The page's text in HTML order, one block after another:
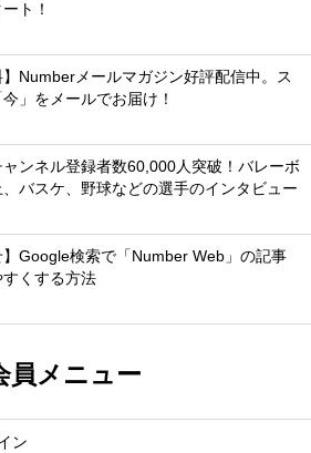
ト！
】Numberメールマガジン好評配信中。ス
」をメールでお届け！
ンネル登録者数60,000人突破！バレーボ
バスケ、野球などの選手のインタビュー
】Google検索で「Number Web」の記事
くする方法
員メニュー
ン